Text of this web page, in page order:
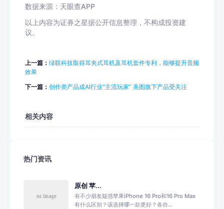
数据来源：天眼查APP
以上内容为证券之星据公开信息整理，不构成投资建
议。
上一篇： 绿联科技取得耳夹式耳机及耳机套件专利，能够提升音频
效果
下一篇： 创作类产品成AI行业“主流玩家” 美图旗下产品受关注
相关内容
热门资讯
原创 苹...
有不少朋友疑惑苹果iPhone 16 Pro和16 Pro Max
有什么区别？该选择哪一款更好？各自...